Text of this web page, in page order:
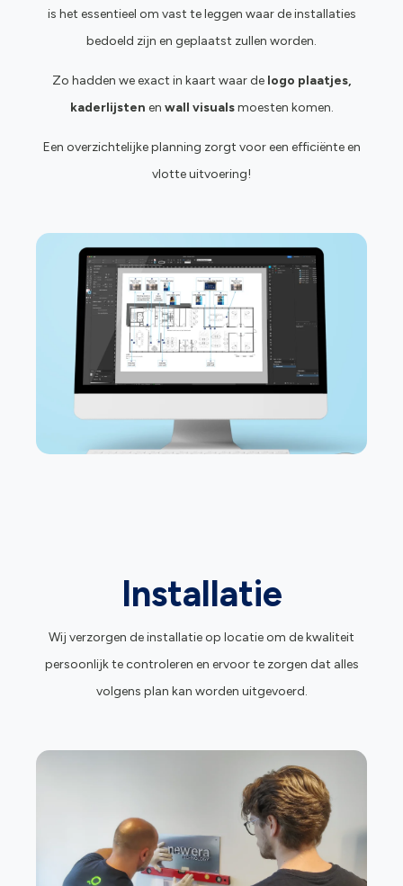
is het essentieel om vast te leggen waar de installaties
bedoeld zijn en geplaatst zullen worden.
Zo hadden we exact in kaart waar de logo plaatjes,
kaderlijsten en wall visualsmoesten komen.
Een overzichtelijke planning zorgt voor een efficiënte en
vlotte uitvoering!
Installatie
Wij verzorgen de installatie op locatie om de kwaliteit
persoonlijk te controleren en ervoor te zorgen dat alles
volgens plan kan worden uitgevoerd.